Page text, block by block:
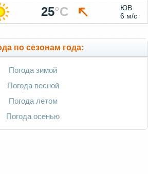
25°C
ЮВ
6 м/с
по сезонам года:
Погода зимой
Погода весной
Погода летом
Погода осенью